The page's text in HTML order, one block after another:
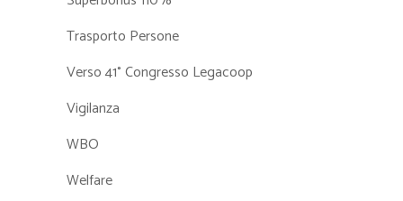
Trasporto Persone
Verso 41° Congresso Legacoop
Vigilanza
WBO
Welfare